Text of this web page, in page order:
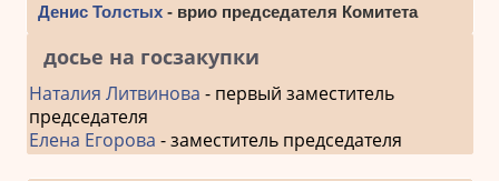
Денис Толстых- врио председателя Комитета
досье на госзакупки
Наталия Литвинова - первый заместитель
председателя
Елена Егорова - заместитель председателя